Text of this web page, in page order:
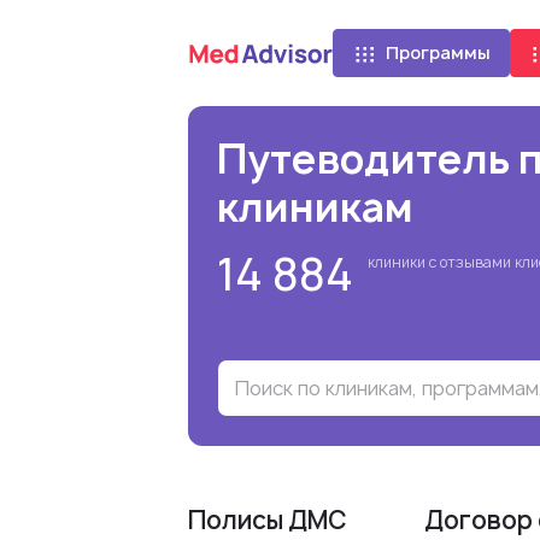
Программы
Путеводитель
клиникам
14 884 клиники c отзывами
Полисы ДМС Договор